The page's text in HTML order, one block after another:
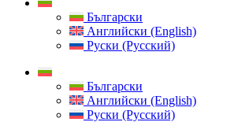
Български
Английски (English)
Руски (Русский)
Български
Английски (English)
Руски (Русский)